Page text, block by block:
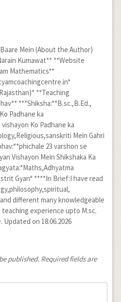
Mein (About the Author)
Kumawat** **Website
Mathematics**
**Teaching
***Shiksha:**B.sc.,B.Ed.,
Padhane ka
Ko Padhane ka
Mein Gahri
23 varshon se
Vishayon Mein Shikshaka Ka
Gyan* ****In Brief:I have read
different many knowledgeable
experience upto M.sc.
Updated on 18.06.2026
published. Required fields are